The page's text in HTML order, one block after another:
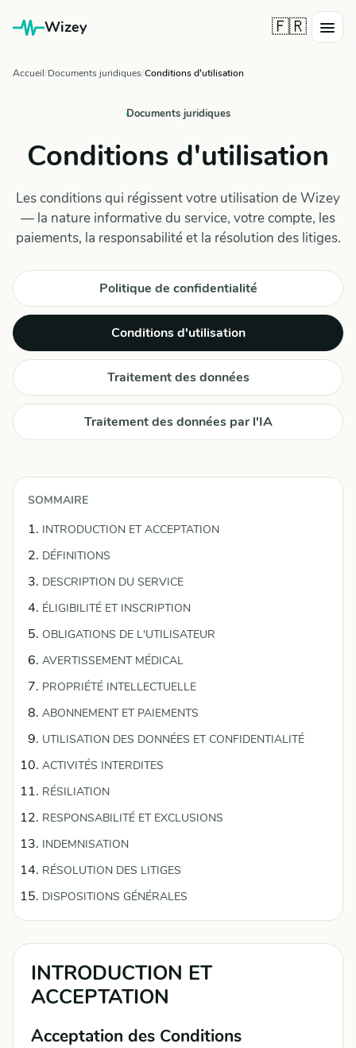
Wizey 🇫🇷
Accueil Documents juridiques Conditions d'utilisation
Documents juridiques
Conditions d'utilisation
Les conditions qui régissent votre utilisation de Wizey
— la nature informative du service, votre compte, les
paiements, la responsabilité et la résolution des litiges.
Politique de confidentialité
Conditions d'utilisation
Traitement des données
Traitement des données par l'IA
SOMMAIRE
INTRODUCTION ET ACCEPTATION
DÉFINITIONS
DESCRIPTION DU SERVICE
ÉLIGIBILITÉ ET INSCRIPTION
OBLIGATIONS DE L'UTILISATEUR
AVERTISSEMENT MÉDICAL
PROPRIÉTÉ INTELLECTUELLE
ABONNEMENT ET PAIEMENTS
UTILISATION DES DONNÉES ET CONFIDENTIALITÉ
ACTIVITÉS INTERDITES
RÉSILIATION
RESPONSABILITÉ ET EXCLUSIONS
INDEMNISATION
RÉSOLUTION DES LITIGES
DISPOSITIONS GÉNÉRALES
INTRODUCTION ET
ACCEPTATION
Acceptation des Conditions